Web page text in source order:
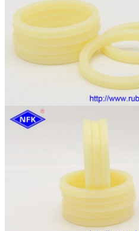
SH200 SH200A3
HD550 HD450
HD700-7 HD800SD-5
HD820-2 HD820
HD250 HD400
他のブランド
CLG200 Sunward60
XG820